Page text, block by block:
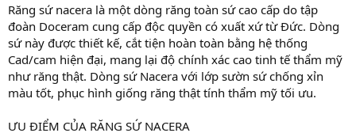
Răng sứ nacera là một dòng răng toàn sứ cao cấp do tập
đoàn Doceram cung cấp độc quyền có xuất xứ từ Đức. Dòng
sứ này được thiết kế, cắt tiện hoàn toàn bằng hệ thống
Cad/cam hiện đại, mang lại độ chính xác cao tinh tế thẩm mỹ
như răng thật. Dòng sứ Nacera với lớp sườn sứ chống xỉn
màu tốt, phục hình giống răng thật tính thẩm mỹ tối ưu.
ƯU ĐIỂM CỦA RĂNG SỨ NACERA